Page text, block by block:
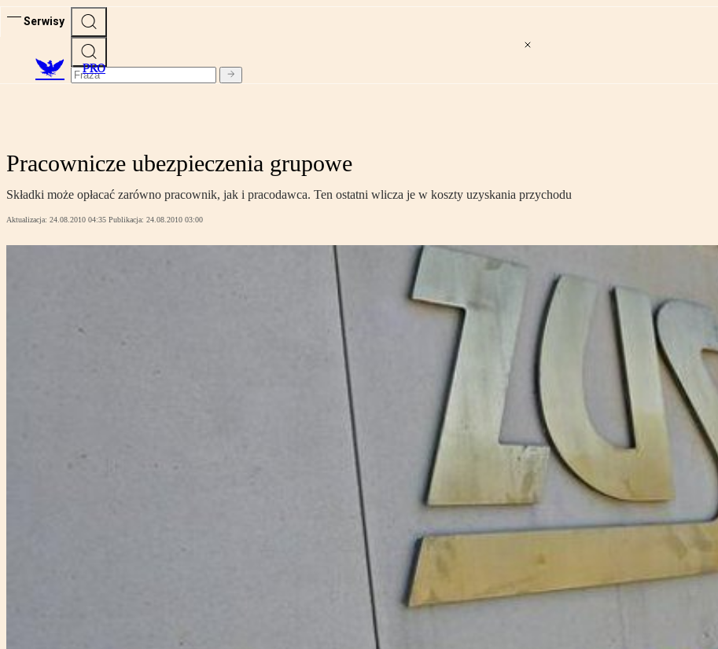
Serwisy
PRO
Pracownicze ubezpieczenia grupowe
Składki może opłacać zarówno pracownik, jak i pracodawca. Ten ostatni wlicza je w koszty uzyskania przychodu
Aktualizacja: 24.08.2010 04:35 Publikacja: 24.08.2010 03:00